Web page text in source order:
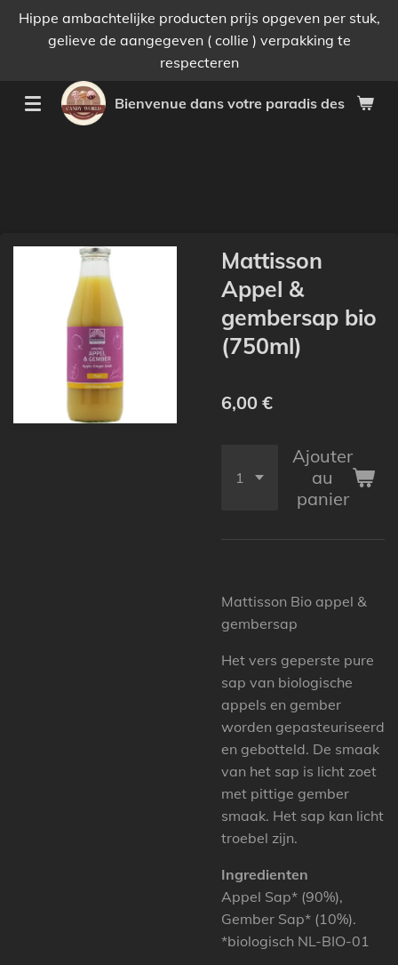
Passer
principal
Bienvenue dans votre paradis des
Hippe ambachtelijke producten prijs opgeven per stuk,
gelieve de aangegeven ( collie ) verpakking te
respecteren
Mattisson
Appel &
gembersap bio
(750ml)
6,00 €
Ajouter
au
panier
Mattisson Bio appel &
gembersap
Het vers geperste pure
sap van biologische
appels en gember
worden gepasteuriseerd
en gebotteld. De smaak
van het sap is licht zoet
met pittige gember
smaak. Het sap kan licht
troebel zijn.
Ingredienten
Appel Sap* (90%),
Gember Sap* (10%).
*biologisch NL-BIO-01